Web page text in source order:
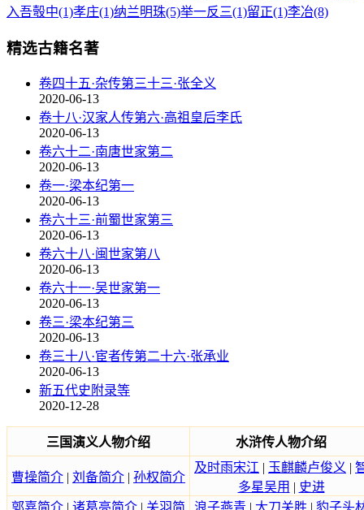
入吾彀中(1)孝庄(1)纳兰明珠(5)举一反三(1)留正(1)李冶(8)
精选古籍名著
卷四十五·杂传第三十三·张全义
2020-06-13
卷十八·汉家人传第六·高祖皇后李氏
2020-06-13
卷六十二·南唐世家第二
2020-06-13
卷一·梁本纪第一
2020-06-13
卷六十三·前蜀世家第三
2020-06-13
卷六十八·闽世家第八
2020-06-13
卷六十一·吴世家第一
2020-06-13
卷三·梁本纪第三
2020-06-13
卷三十八·宦者传第二十六·张承业
2020-06-13
新五代史附录等
2020-12-28
三国演义人物介绍 水浒传人物介绍
曹操简介 | 刘备简介 | 孙权简介
及时雨宋江 | 玉麒麟卢俊义 |
多星吴用 | 史进